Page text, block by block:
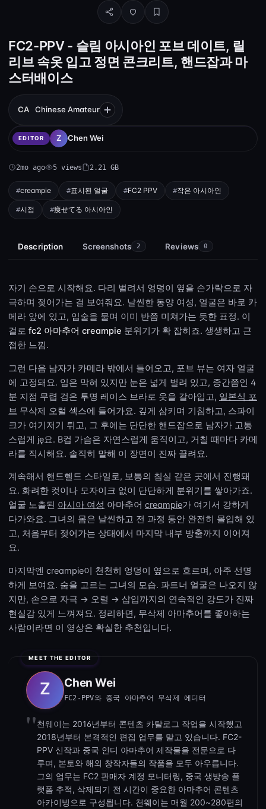
FC2-PPV - 슬림 아시아인 포브 데이트, 릴
리브 속옷 입고 정면 콘크리트, 핸드잡과 마
스터배이스
CA Chinese Amateur
EDITOR Chen Wei
2mo ago 5 views 2.21 GB
creampie 표시된 얼굴 FC2 PPV 작은 아시아인
시점 痩せてる 아시아인
Description Screenshots 2 Reviews 0
자기 손으로 시작해요. 다리 벌려서 엉덩이 옆을 손가락으로 자
극하며 젖어가는 걸 보여줘요. 날씬한 동양 여성, 얼굴은 바로 카
메라 앞에 있고, 입술을 물며 이미 반쯤 미쳐가는 듯한 표정. 이
걸로 fc2 아마추어 creampie 분위기가 확 잡히죠. 생생하고 근
접한 느낌.
그런 다음 남자가 카메라 밖에서 들어오고, 포브 뷰는 여자 얼굴
에 고정돼요. 입은 막혀 있지만 눈은 넓게 벌려 있고, 중간쯤인 4
분 지점 무렵 검은 투명 레이스 브라로 옷을 갈아입고, 일본식 포
브 무삭제 오럴 섹스에 들어가요. 깊게 삼키며 기침하고, 스파이
크가 여기저기 튀고, 그 후에는 단단한 핸드잡으로 남자가 고통
스럽게 ję요. B컵 가슴은 자연스럽게 움직이고, 거칠 때마다 카메
라를 직시해요. 솔직히 말해 이 장면이 진짜 끌려요.
계속해서 핸드헬드 스타일로, 보통의 침실 같은 곳에서 진행돼
요. 화려한 컷이나 모자이크 없이 단단하게 분위기를 쌓아가죠.
얼굴 노출된 아시아 여성 아마추어 creampie가 여기서 강하게
다가와요. 그녀의 몸은 날씬하고 전 과정 동안 완전히 몰입해 있
고, 처음부터 젖어가는 상태에서 마지막 내부 방출까지 이어져
요.
마지막엔 creampie이 천천히 엉덩이 옆으로 흐르며, 아주 선명
하게 보여요. 숨을 고르는 그녀의 모습. 파트너 얼굴은 나오지 않
지만, 손으로 자극 → 오럴 → 삽입까지의 연속적인 강도가 진짜
현실감 있게 느껴져요. 정리하면, 무삭제 아마추어를 좋아하는
사람이라면 이 영상은 확실한 추천입니다.
Chen Wei
FC2-PPV와 중국 아마추어 무삭제 에디터
천웨이는 2016년부터 콘텐츠 카탈로그 작업을 시작했고
2018년부터 본격적인 편집 업무를 맡고 있습니다. FC2-
PPV 신작과 중국 인디 아마추어 제작물을 전문으로 다
루며, 본토와 해외 창작자들의 작품을 모두 아우릅니다.
그의 업무는 FC2 판매자 계정 모니터링, 중국 생방송 플
랫폼 추적, 삭제되기 전 시간이 중요한 아마추어 콘텐츠
아카이빙으로 구성됩니다. 천웨이는 매월 200~280편의